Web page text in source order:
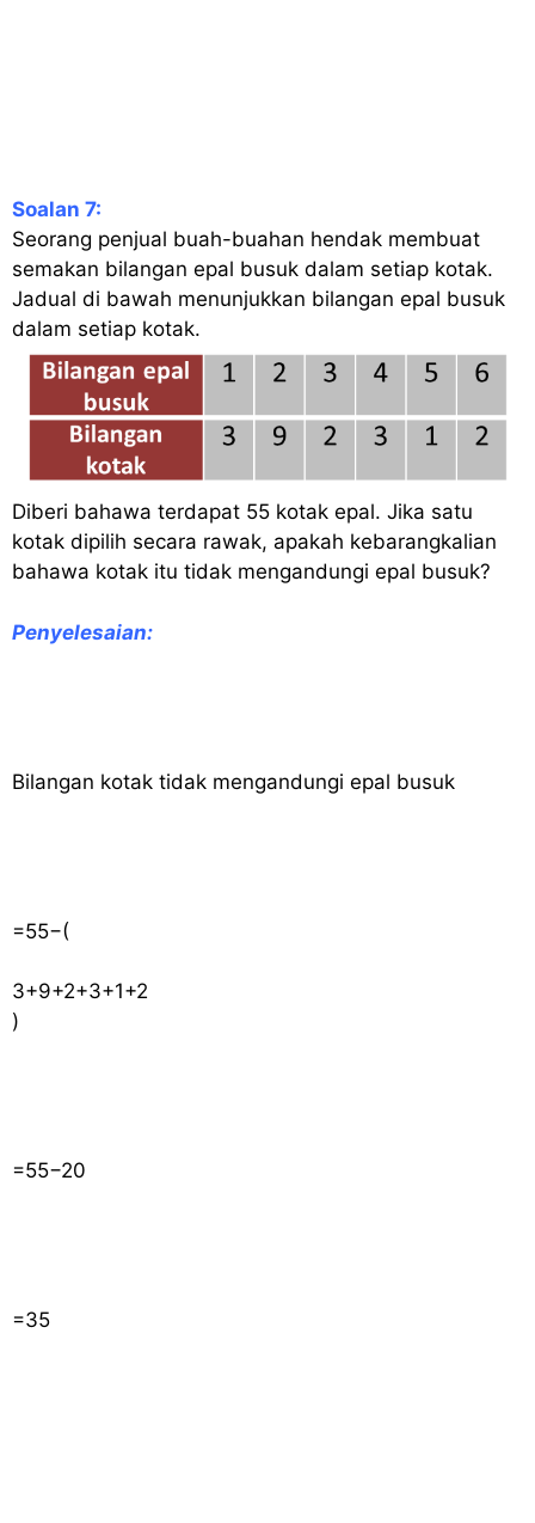
Soalan 7:
Seorang penjual buah-buahan hendak membuat
semakan bilangan epal busuk dalam setiap kotak.
Jadual di bawah menunjukkan bilangan epal busuk
dalam setiap kotak.
Diberi bahawa terdapat 55 kotak epal. Jika satu
kotak dipilih secara rawak, apakah kebarangkalian
bahawa kotak itu tidak mengandungi epal busuk?
Penyelesaian:
Bilangan kotak tidak mengandungi epal busuk
=55−(
3+9+2+3+1+2
)
=55−20
=35